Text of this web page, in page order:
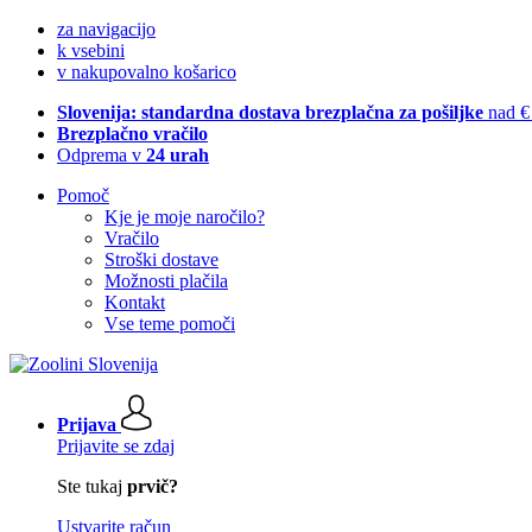
za navigacijo
k vsebini
v nakupovalno košarico
Slovenija: standardna dostava brezplačna za pošiljke nad
Brezplačno vračilo
Odprema v 24 urah
Pomoč
Kje je moje naročilo?
Vračilo
Stroški dostave
Možnosti plačila
Kontakt
Vse teme pomoči
Prijava
Prijavite se zdaj
Ste tukaj prvič?
Ustvarite račun